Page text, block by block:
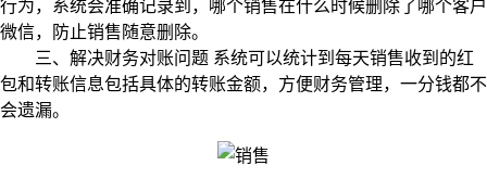
行为，系统会准确记录到，哪个销售在什么时候删除了哪个客户
微信，防止销售随意删除。
三、解决财务对账问题 系统可以统计到每天销售收到的红
包和转账信息包括具体的转账金额，方便财务管理，一分钱都不
会遗漏。